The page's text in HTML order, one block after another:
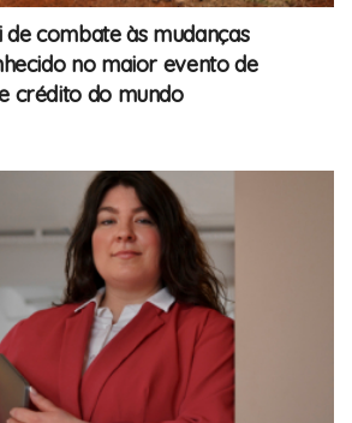
combate às mudanças
no maior evento de
crédito do mundo